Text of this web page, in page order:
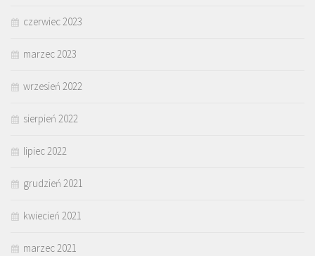
czerwiec 2023
marzec 2023
wrzesień 2022
sierpień 2022
lipiec 2022
grudzień 2021
kwiecień 2021
marzec 2021